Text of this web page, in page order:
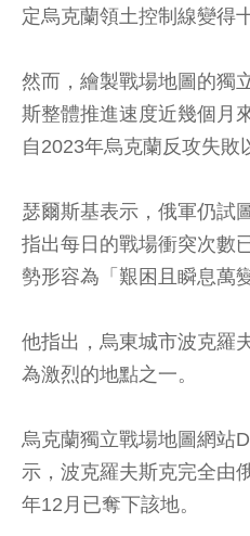
定烏克蘭領土控制線變得
然而，繪製戰場地圖的獨
斯整體推進速度近幾個月
自2023年烏克蘭反攻失敗
瑟爾斯基表示，俄軍仍試
指出每日的戰場衝突次數
勢形容為「艱困且瞬息萬
他指出，烏東城市波克羅
為激烈的地點之一。
烏克蘭獨立戰場地圖網站
示，波克羅夫斯克完全由
年12月已奪下該地。